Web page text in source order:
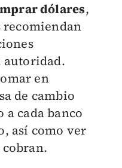
dólares,
recomiendan
autoridad.
en
de cambio
a cada banco
así como ver